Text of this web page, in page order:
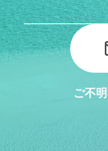
ご不